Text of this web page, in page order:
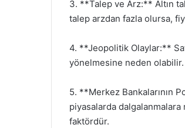
3. **Talep ve Arz:** Altın
talep arzdan fazla olursa,
4. **Jeopolitik Olaylar:**
yönelmesine neden olabilir.
5. **Merkez Bankalarının
piyasalarda dalgalanmalara
faktördür.